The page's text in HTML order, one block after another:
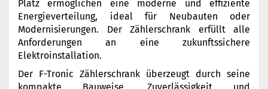
Platz ermöglichen eine moderne und effiziente
Energieverteilung, ideal für Neubauten oder
Modernisierungen. Der Zählerschrank erfüllt alle
Anforderungen an eine zukunftssichere
Elektroinstallation.
Der F-Tronic Zählerschrank überzeugt durch seine